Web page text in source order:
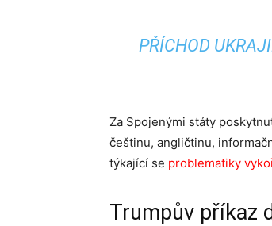
PŘÍCHOD
Za Spojenými státy
češtinu, angličtinu,
týkající se problematiky
Trumpův příkaz